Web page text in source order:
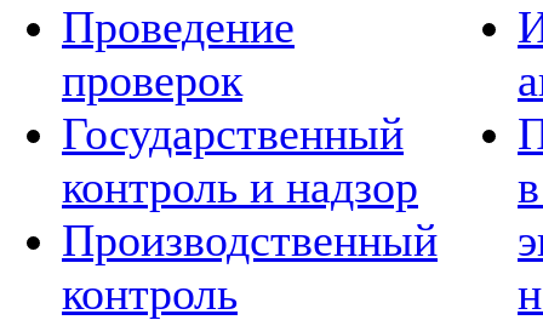
Проведение
проверок
Государственный
контроль и надзор
Производственный
контроль